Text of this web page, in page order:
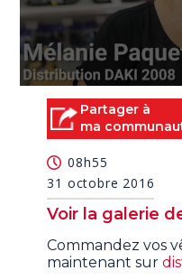
seconds Partager à
ma
08h55
31 octobre 2016
Voir la galerie
Commandez vos
maintenant sur